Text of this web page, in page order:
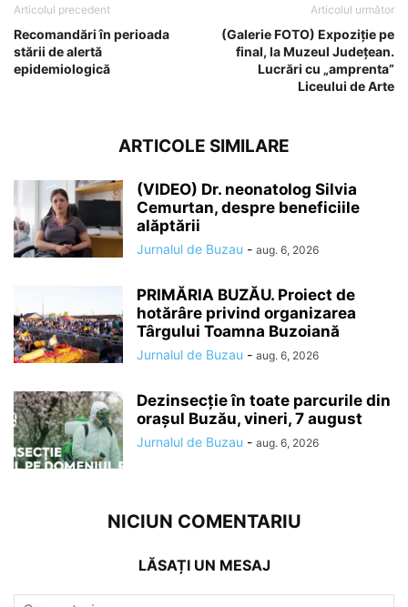
Articolul precedent
Recomandări în perioada
stării de alertă
epidemiologică
Articolul următor
(Galerie FOTO) Expoziție pe
final, la Muzeul Județean.
Lucrări cu „amprenta”
Liceului de Arte
ARTICOLE SIMILARE
(VIDEO) Dr. neonatolog Silvia
Cemurtan, despre beneficiile
alăptării
Jurnalul de Buzau - aug. 6, 2026
PRIMĂRIA BUZĂU. Proiect de
hotărâre privind organizarea
Târgului Toamna Buzoiană
Jurnalul de Buzau - aug. 6, 2026
Dezinsecție în toate parcurile din
orașul Buzău, vineri, 7 august
Jurnalul de Buzau - aug. 6, 2026
NICIUN COMENTARIU
LĂSAȚI UN MESAJ